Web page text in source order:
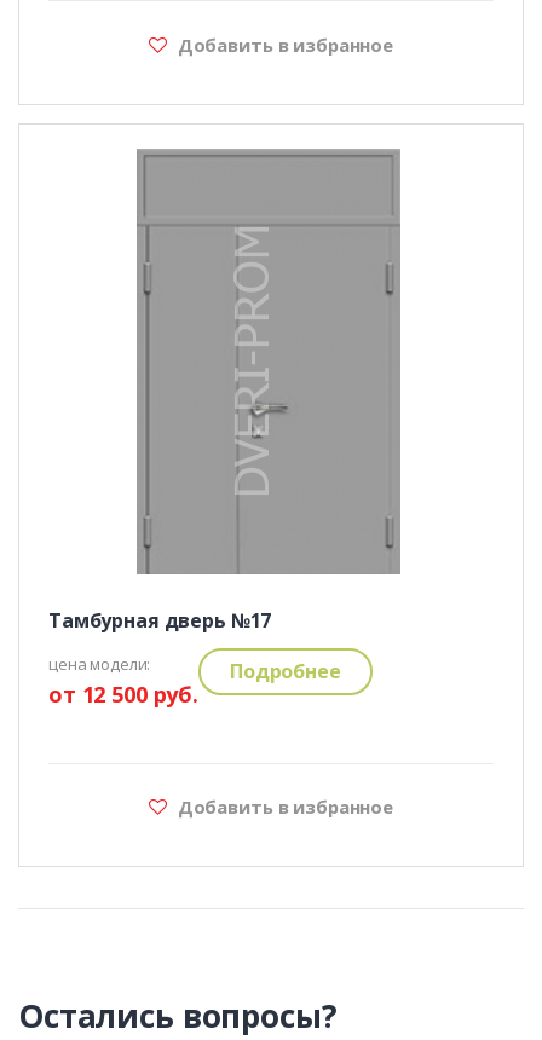
Добавить в избранное
Тамбурная дверь №17
цена модели:
от 12 500 руб.
Подробнее
Добавить в избранное
Остались вопросы?